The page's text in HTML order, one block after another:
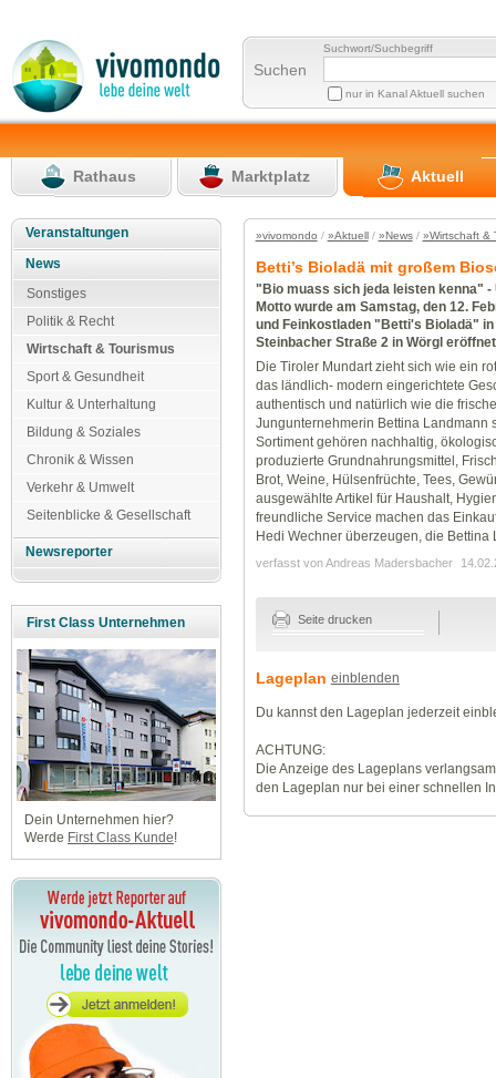
Suchen
Suchwort/Suchbegriff
nur in Kanal Aktuell suchen
Rathaus Marktplatz Aktuell
Veranstaltungen
News
Sonstiges
Politik & Recht
Wirtschaft & Tourismus
Sport & Gesundheit
Kultur & Unterhaltung
Bildung & Soziales
Chronik & Wissen
Verkehr & Umwelt
Seitenblicke & Gesellschaft
Newsreporter
First Class Unternehmen
Dein Unternehmen hier?
Werde First Class Kunde!
»vivomondo / »Aktuell/ »News/ »Wirtschaft &
Betti’s Bioladä mit großem
"Bio muass sich jeda leisten kenna" -
Motto wurde am Samstag, den 12.
und Feinkostladen "Betti's Bioladä"
Steinbacher Straße 2 in Wörgl
Die Tiroler Mundart zieht sich wie ein
das ländlich- modern eingerichtete
authentisch und natürlich wie die frische
Jungunternehmerin Bettina Landmann
Sortiment gehören nachhaltig,
produzierte Grundnahrungsmittel,
Brot, Weine, Hülsenfrüchte, Tees,
ausgewählte Artikel für Haushalt,
freundliche Service machen das
Hedi Wechner überzeugen, die
verfasst von Andreas Madersbacher
Seite drucken
Lageplan einblenden
Du kannst den Lageplan jederzeit
ACHTUNG:
Die Anzeige des Lageplans
den Lageplan nur bei einer schnellen